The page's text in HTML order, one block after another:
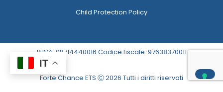
Child Protection Policy
P.IVA: 08714440016 Codice fiscale: 97638370011
Forte Chance ETS Ⓒ 2026 Tutti i diritti riservati
IT